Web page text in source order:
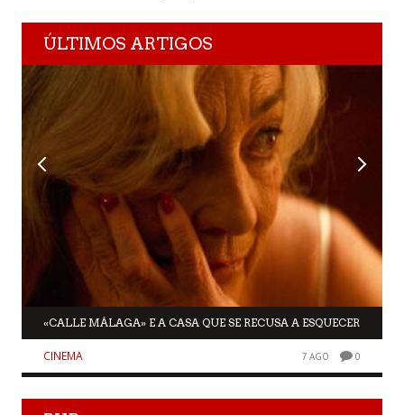
ÚLTIMOS ARTIGOS
«CALLE MÁLAGA» E A CASA QUE SE RECUSA A ESQUECER
CINEMA 7 AGO 0